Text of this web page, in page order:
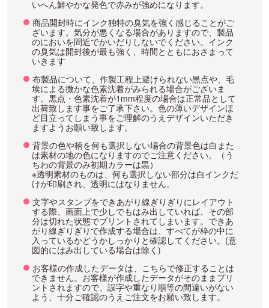
いへん鮮やかな発色で赤みが強めになります。
商品開封時にインク独特の臭気を強く感じることがご
ざいます。気分が悪くなる場合がありますので、製品
のにおいを間近でかいだりしないでください。インク
の臭気は開封後が最も強く、時間とともにおさまって
いきます
布製品について、作製工程上避けられない黒点や、毛
埃による微かな色素沈着がみられる場合がございま
す。黒点・色素沈着が1mm程度の場合は正常品として
出荷致します事をご了承下さい。色の薄いデザインほ
ど目立ってしまう事をご理解のうえデザインいただき
ますようお願い致します。
背景の色や柄を何も選択しない場合の背景色は白また
は素材の地の色になりますのでご注意ください。（う
ちわの背景のみ初期カラーは黒）
※透明素材のものは、何も選択しない部分は白インクだ
けが印刷され、透明にはなりません。
文字やスタンプをできあがり線ぎりぎりにレイアウト
する際、画面上で少しでもはみ出していれば、その部
分は切れた状態でプリントされてしまいます。できあ
がり線ぎりぎりで作成する場合は、すべてが枠の中に
入っているかどうかしっかりと確認してください。(意
図的にはみ出している場合は除く)
お客様の作成したデータは、こちらで修正することは
できません。お客様が作成したデータがそのままプリ
ントされますので、誤字や重なり順等の間違いがない
よう、十分ご確認のうえご注文をお願い致します。